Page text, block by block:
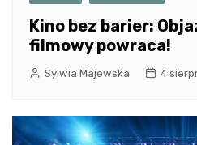
Kino bez barier:
filmowy powraca!
Sylwia Majewska 4